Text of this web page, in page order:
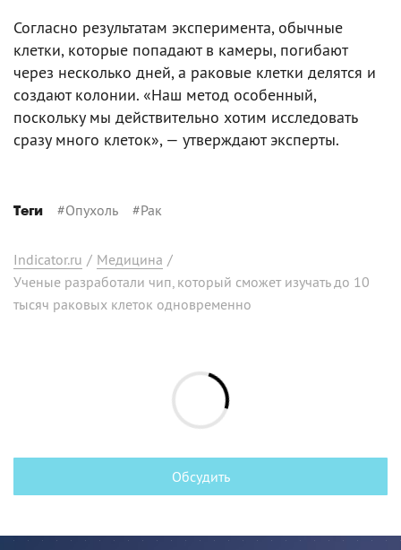
Согласно результатам эксперимента, обычные
клетки, которые попадают в камеры, погибают
через несколько дней, а раковые клетки делятся и
создают колонии. «Наш метод особенный,
поскольку мы действительно хотим исследовать
сразу много клеток», — утверждают эксперты.
Теги #Опухоль #Рак
Indicator.ru / Медицина /
Ученые разработали чип, который сможет изучать до 10
тысяч раковых клеток одновременно
Обсудить